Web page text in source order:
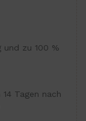
und zu 100 %
Tagen nach